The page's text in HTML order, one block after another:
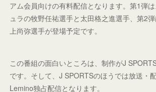
アム会員向けの有料配信となります。第1弾
ュラの牧野任祐選手と太田格之進選手、第2
上尚弥選手が登場予定です。
この番組の面白いところは、制作がJ
です。そして、J SPORTSのほうでは放送・
Lemino独占配信となります。